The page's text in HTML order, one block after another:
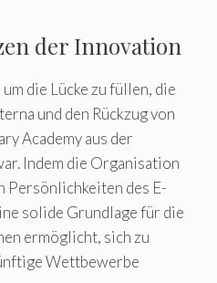
der Innovation
die Lücke zu füllen, die
und den Rückzug von
Academy aus der
Indem die Organisation
Persönlichkeiten des E-
solide Grundlage für die
ermöglicht, sich zu
Wettbewerbe